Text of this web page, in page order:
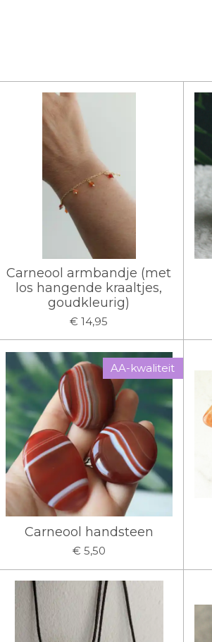
Carneool armbandje (met
los hangende kraaltjes,
goudkleurig)
€ 14,95
AA-kwaliteit
Carneool handsteen
€ 5,50